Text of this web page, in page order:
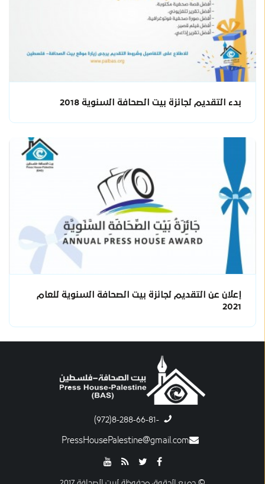
بدء التقديم لجائزة بيت الصحافة السنوية 2018
إعلان عن التقديم لجائزة بيت الصحافة السنوية للعام
2021
-8-288-66-81(972)
PressHousePalestine@gmail.com